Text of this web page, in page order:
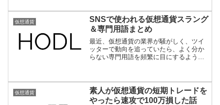
どそんなタイミングで短期トレードに手
を出してしまったせい...
仮想通貨
SNSで使われる仮想通貨スラング
＆専門用語まとめ
最近、仮想通貨の業界が騒がしく、ツイ
ッターで動向を追っていたら、よく分か
らない専門用語を頻繁に目にするように
とめておきます。
仮想通貨
素人が仮想通貨の短期トレードを
やったら速攻で100万損した話